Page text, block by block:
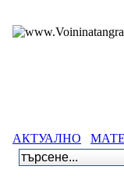
АКТУАЛНО